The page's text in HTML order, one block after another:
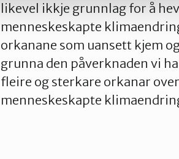
likevel ikkje grunnlag for å
menneskeskapte
orkanane som uansett kjem
grunna den påverknaden vi
fleire og sterkare orkanar
menneskeskapte